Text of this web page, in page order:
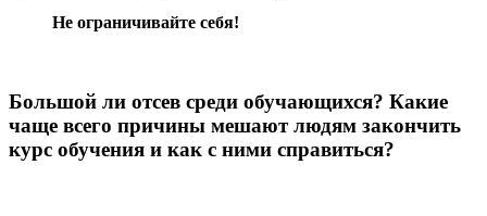
Не ограничивайте себя!
Большой ли отсев среди обучающихся? Какие
чаще всего причины мешают людям закончить
курс обучения и как с ними справиться?